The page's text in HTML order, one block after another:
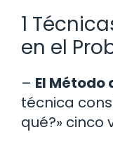
1
en el
– El Método
técnica
qué?» cinco